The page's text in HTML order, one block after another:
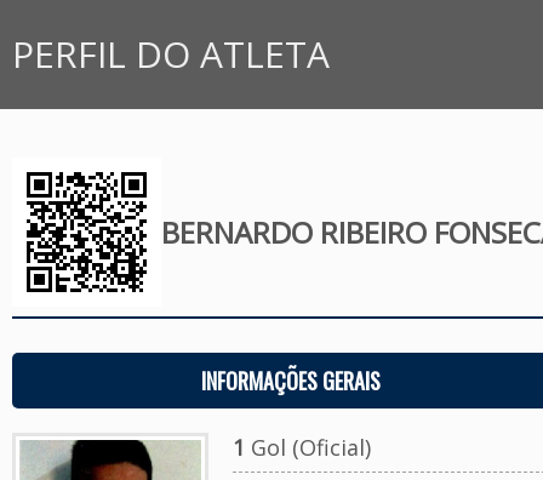
PERFIL DO ATLETA
BERNARDO RIBEIRO
INFORMAÇÕES GERAIS
1 Gol (Oficial)